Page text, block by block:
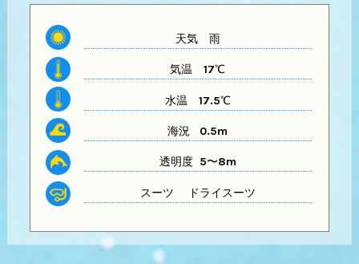
天気雨
気温 17℃
水温 17.5℃
海況 0.5m
透明度 5〜8m
スーツ ドライスーツ